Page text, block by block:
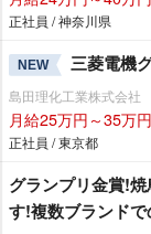
正社員 / 神奈川県
NEW 三菱電機
島田理化工業株式会社
月給25万円～35万円
正社員 / 東京都
グランプリ金賞!
す!複数ブランド